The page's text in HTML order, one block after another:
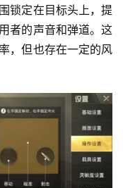
锁定在目标头上，提
者的声音和弹道。这
，但也存在一定的风